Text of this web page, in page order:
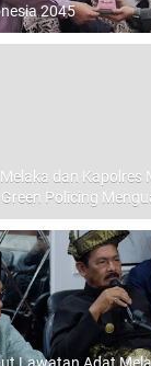
2045
dan Kapolres
Policing
Lawatan Adat